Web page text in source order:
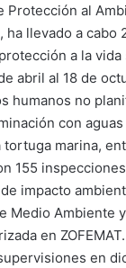
Protección al
ha llevado a
a la
abril al 18 de
humanos no
con
marina,
155
impacto
Medio Ambiente
en ZOFEMAT.
en